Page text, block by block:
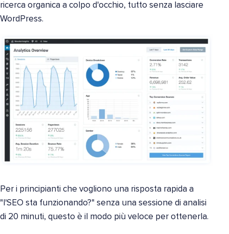
ricerca organica a colpo d'occhio, tutto senza lasciare
WordPress.
Per i principianti che vogliono una risposta rapida a
"l'SEO sta funzionando?" senza una sessione di analisi
di 20 minuti, questo è il modo più veloce per ottenerla.